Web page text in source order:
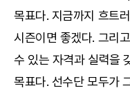
목표다. 지금까지 흐트
시즌이면 좋겠다. 그리
수 있는 자격과 실력을
목표다. 선수단 모두가